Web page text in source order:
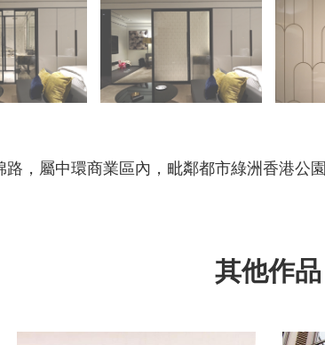
，屬中環商業區內，毗鄰都市綠洲香港公園
其他作品